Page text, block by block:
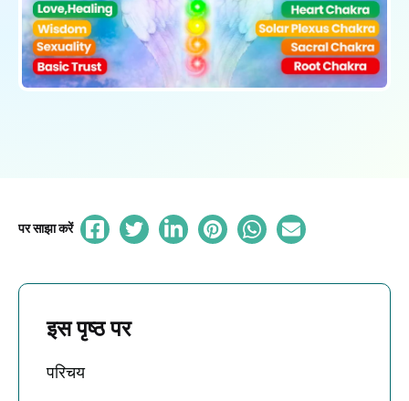
पर साझा करें
इस पृष्ठ पर
परिचय